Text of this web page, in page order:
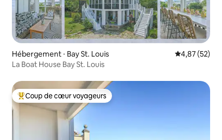
Hébergement ⋅ Bay St. Louis Évaluation
4,87 (52)
La Boat House Bay St. Louis
Coups de cœur voyageurs les plus appréciés
Coup de cœur voyageurs